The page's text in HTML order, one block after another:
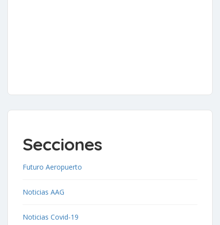
Secciones
Futuro Aeropuerto
Noticias AAG
Noticias Covid-19